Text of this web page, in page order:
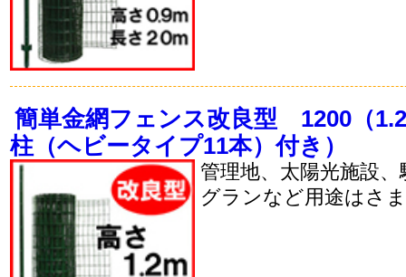
簡単金網フェンス改良型 1200（
柱（ヘビータイプ11本）付き）
管理地、太陽光施設
グランなど用途はさ